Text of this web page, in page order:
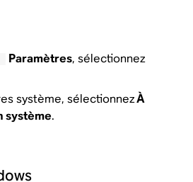
Paramètres, sélectionnez
système, sélectionnezÀ
système.